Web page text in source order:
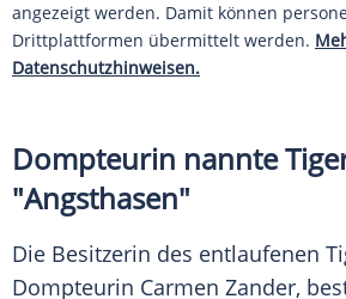
angezeigt werden. Damit können
Drittplattformen übermittelt werden.
Datenschutzhinweisen.
Dompteurin nannte
"Angsthasen"
Die Besitzerin des entlaufenen
Dompteurin Carmen Zander,